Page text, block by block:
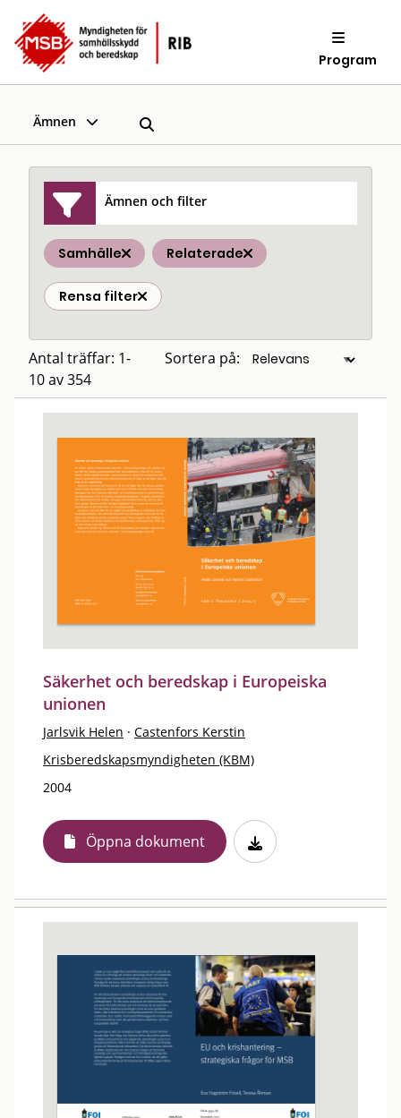
Program
Ämnen
Ämnen och filter
Samhälle Relaterade
Rensa filter
Antal träffar: 1-
10 av 354
Sortera på:
Säkerhet och beredskap i Europeiska
unionen
Jarlsvik Helen · Castenfors Kerstin
Krisberedskapsmyndigheten (KBM)
2004
Öppna dokument